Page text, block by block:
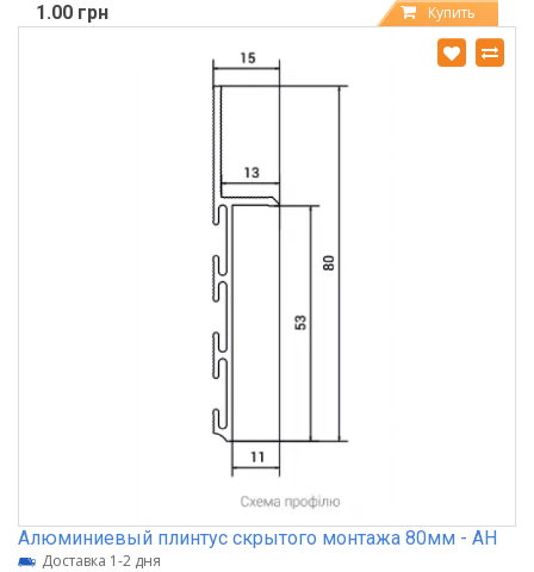
1.00 грн Купить
Алюминиевый плинтус скрытого монтажа 80мм - АН
Доставка 1-2 дня